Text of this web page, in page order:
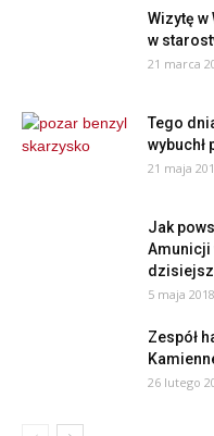
Wizytę
w
21 marca
Tego
wybuchł
21 maja
Jak
Amunicji
5 maja 2018
Zespół
26 lutego